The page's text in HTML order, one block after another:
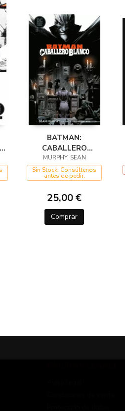
BATMAN:
CABALLERO
BLANCO (2ED)
MURPHY, SEAN
Sin Stock. Consúltenos
antes de pedir.
25,00 €
Comprar